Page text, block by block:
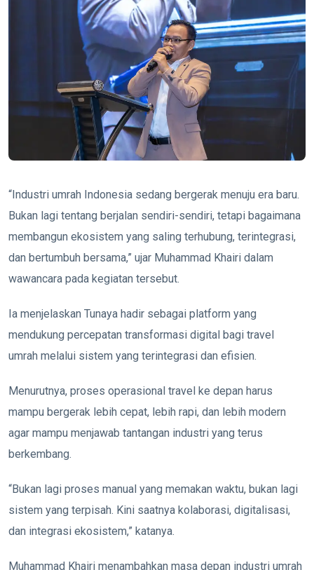
“Industri umrah Indonesia sedang bergerak menuju era baru.
Bukan lagi tentang berjalan sendiri-sendiri, tetapi bagaimana
membangun ekosistem yang saling terhubung, terintegrasi,
dan bertumbuh bersama,” ujar Muhammad Khairi dalam
wawancara pada kegiatan tersebut.
Ia menjelaskan Tunaya hadir sebagai platform yang
mendukung percepatan transformasi digital bagi travel
umrah melalui sistem yang terintegrasi dan efisien.
Menurutnya, proses operasional travel ke depan harus
mampu bergerak lebih cepat, lebih rapi, dan lebih modern
agar mampu menjawab tantangan industri yang terus
berkembang.
“Bukan lagi proses manual yang memakan waktu, bukan lagi
sistem yang terpisah. Kini saatnya kolaborasi, digitalisasi,
dan integrasi ekosistem,” katanya.
Muhammad Khairi menambahkan masa depan industri umrah